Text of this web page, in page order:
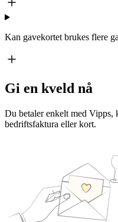
Kan gavekortet brukes flere
Gi en kveld nå
Du betaler enkelt med Vipps,
bedriftsfaktura eller kort.